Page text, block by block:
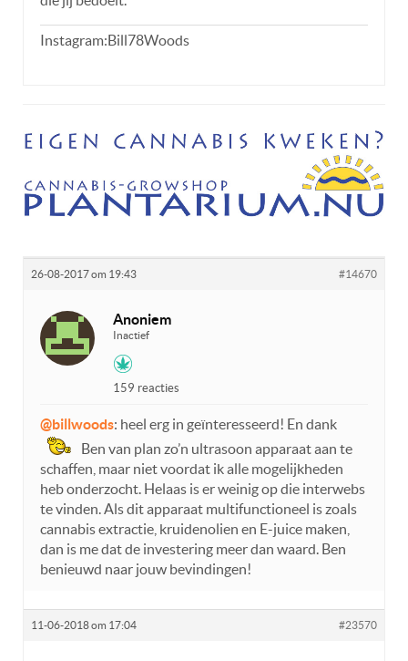
Instagram:Bill78Woods
26-08-2017 om 19:43 #14670
Anoniem
Inactief
159 reacties
@billwoods: heel erg in geïnteresseerd! En dank
Ben van plan zo’n ultrasoon apparaat aan te
schaffen, maar niet voordat ik alle mogelijkheden
heb onderzocht. Helaas is er weinig op die interwebs
te vinden. Als dit apparaat multifunctioneel is zoals
cannabis extractie, kruidenolien en E-juice maken,
dan is me dat de investering meer dan waard. Ben
benieuwd naar jouw bevindingen!
11-06-2018 om 17:04 #23570